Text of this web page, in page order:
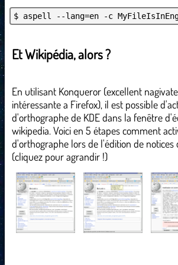
$ aspell --lang=en -c
Et Wikipédia, alors ?
En utilisant Konqueror (excellent
intéressante a Firefox), il est possible
d'orthographe de KDE dans la fenêtre
wikipedia. Voici en 5 étapes comment
d'orthographe lors de l'édition de notices
(cliquez pour agrandir !)